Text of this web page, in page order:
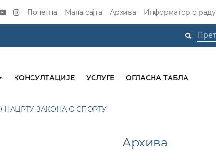
Почетна Мапа сајта Архива Информатор о раду
КОНСУЛТАЦИЈЕ УСЛУГЕ ОГЛАСНА ТАБЛА
НАЦРТУ ЗАКОНА О СПОРТУ
Архива